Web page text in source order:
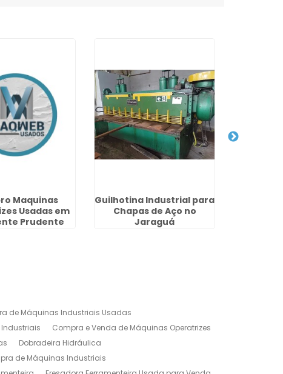
Maquinas
Usadas em
Prudente
Guilhotina Industrial para
Chapas de Aço no
Jaraguá
de Máquinas Industriais Usadas
Compra e Venda de Máquinas Operatrizes
Dobradeira Hidráulica
de Máquinas Industriais